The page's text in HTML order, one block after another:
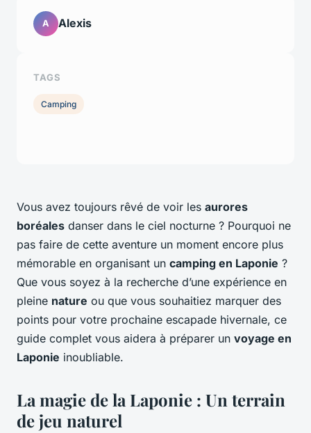
Vous avez toujours rêvé de voir les aurores
boréales danser dans le ciel nocturne ? Pourquoi ne
pas faire de cette aventure un moment encore plus
mémorable en organisant un camping en Laponie ?
Que vous soyez à la recherche d’une expérience en
pleine nature ou que vous souhaitiez marquer des
points pour votre prochaine escapade hivernale, ce
guide complet vous aidera à préparer un voyage en
Laponie inoubliable.
La magie de la Laponie : Un terrain
de jeu naturel
A Alexis
TAGS
Camping